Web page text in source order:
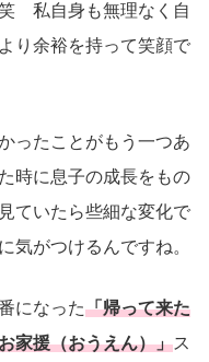
私自身も無理なく自
り余裕を持って笑顔で
ったことがもう一つあ
時に息子の成長をもの
ていたら些細な変化で
気がつけるんですね。
になった「帰って来た
家援（おうえん）」ス